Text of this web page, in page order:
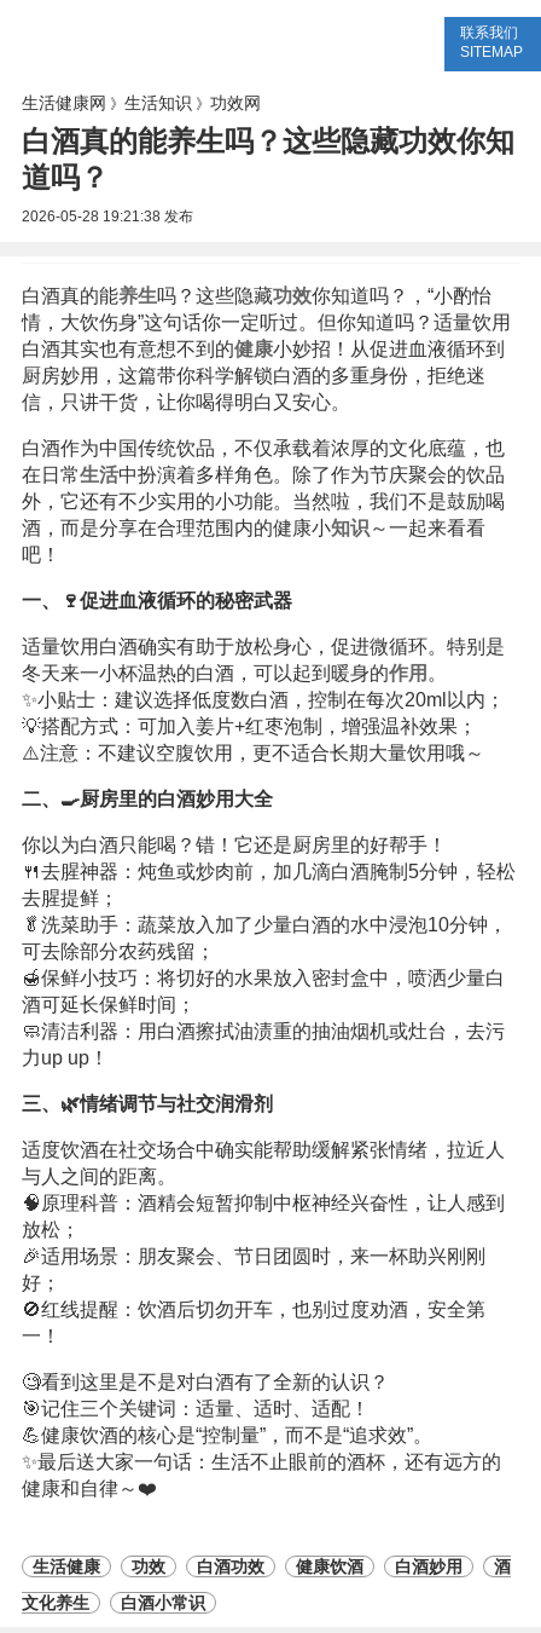
联系我们
SITEMAP
生活健康网 》 生活知识 》 功效网
白酒真的能养生吗？这些隐藏功效你知
道吗？
2026-05-28 19:21:38发布
白酒真的能养生吗？这些隐藏功效你知道吗？，“小酌怡
情，大饮伤身”这句话你一定听过。但你知道吗？适量饮用
白酒其实也有意想不到的健康小妙招！从促进血液循环到
厨房妙用，这篇带你科学解锁白酒的多重身份，拒绝迷
信，只讲干货，让你喝得明白又安心。
白酒作为中国传统饮品，不仅承载着浓厚的文化底蕴，也
在日常生活中扮演着多样角色。除了作为节庆聚会的饮品
外，它还有不少实用的小功能。当然啦，我们不是鼓励喝
酒，而是分享在合理范围内的健康小知识 ～一起来看看
吧！
一、🍷促进血液循环的秘密武器
适量饮用白酒确实有助于放松身心，促进微循环。特别是
冬天来一小杯温热的白酒，可以起到暖身的作用 。
✨小贴士：建议选择低度数白酒，控制在每次20ml以内；
💡搭配方式：可加入姜片+红枣泡制，增强温补效果；
⚠️注意：不建议空腹饮用，更不适合长期大量饮用哦～
二、🍳厨房里的白酒妙用大全
你以为白酒只能喝？错！它还是厨房里的好帮手！
🍴去腥神器：炖鱼或炒肉前，加几滴白酒腌制5分钟，轻松
去腥提鲜；
🥬洗菜助手：蔬菜放入加了少量白酒的水中浸泡10分钟，
可去除部分农药残留；
🍯保鲜小技巧：将切好的水果放入密封盒中，喷洒少量白
酒可延长保鲜时间；
🧼清洁利器：用白酒擦拭油渍重的抽油烟机或灶台，去污
力up up！
三、🌿情绪调节与社交润滑剂
适度饮酒在社交场合中确实能帮助缓解紧张情绪，拉近人
与人之间的距离。
🧠原理科普：酒精会短暂抑制中枢神经兴奋性，让人感到
放松；
🎉适用场景：朋友聚会、节日团圆时，来一杯助兴刚刚
好；
🚫红线提醒：饮酒后切勿开车，也别过度劝酒，安全第
一！
🧐看到这里是不是对白酒有了全新的认识？
🎯记住三个关键词：适量、适时、适配！
💪健康饮酒的核心是“控制量”，而不是“追求效”。
✨最后送大家一句话：生活不止眼前的酒杯，还有远方的
健康和自律～❤️
生活健康 功效 白酒功效 健康饮酒 白酒妙用
酒
文化养生
白酒小常识